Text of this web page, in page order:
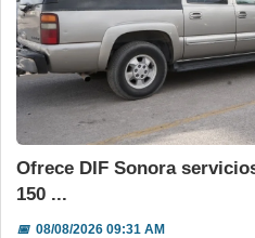
Ofrece DIF Sonora
150 ...
📅08/08/2026 09:31 AM